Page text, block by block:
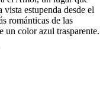
estupenda desde el
románticas de las
un color azul trasparente.